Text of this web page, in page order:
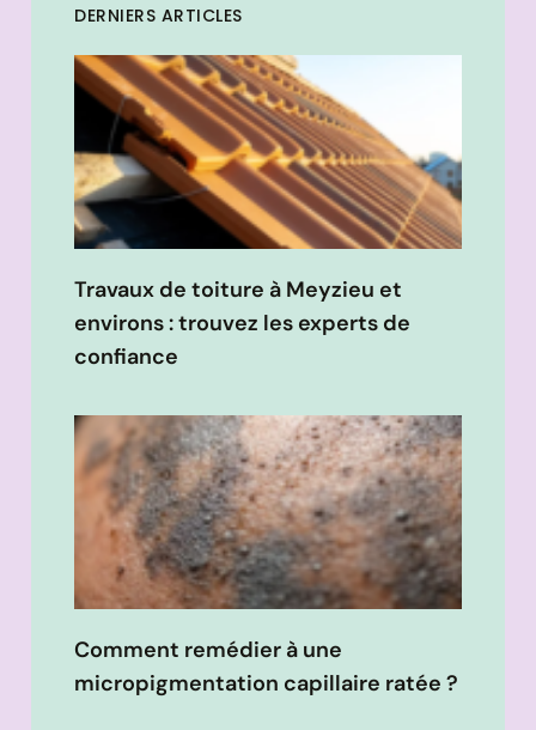
DERNIERS ARTICLES
Travaux de toiture à Meyzieu et
environs : trouvez les experts de
confiance
Comment remédier à une
micropigmentation capillaire ratée ?